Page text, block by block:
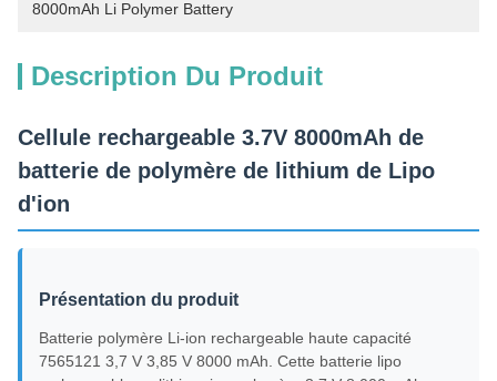
8000mAh Li Polymer Battery
Description Du Produit
Cellule rechargeable 3.7V 8000mAh de
batterie de polymère de lithium de Lipo
d'ion
Présentation du produit
Batterie polymère Li-ion rechargeable haute capacité
7565121 3,7 V 3,85 V 8000 mAh. Cette batterie lipo